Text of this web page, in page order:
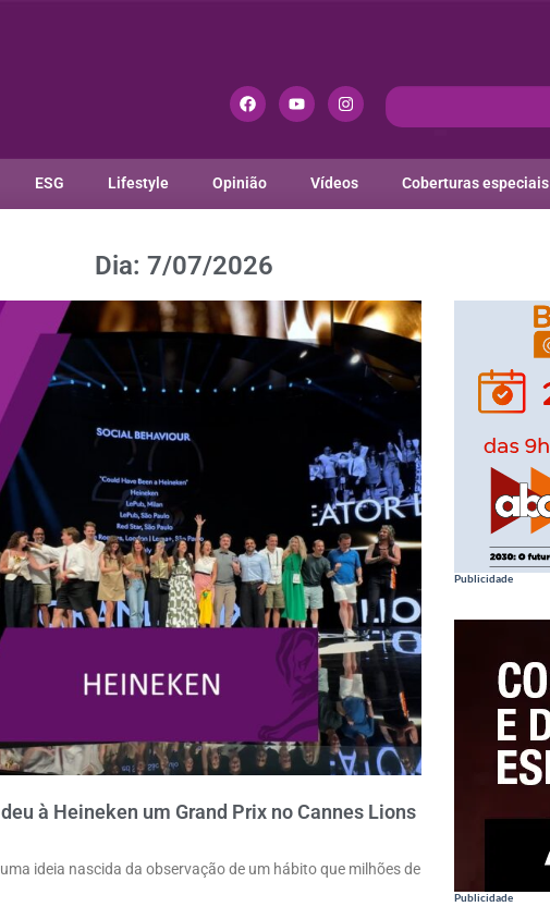
ESG Lifestyle Opinião Vídeos Coberturas especiais
Dia: 7/07/2026
à Heineken um Grand Prix no Cannes Lions
ideia nascida da observação de um hábito que milhões de
Publicidade
Publicidade